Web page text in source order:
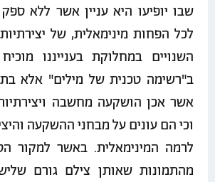
שבו יופיעו היא עניין אשר ללא
לכל הפחות מינימאלית, של
השנויים במחלוקת בענייננו
ב"רשימה טכנית של מילים" אלא
אשר אכן הושקעה מחשבה ויצירתיות
וכי הם עונים על מבחני ההשקעה
לרמה המינימאלית. באשר למקור
מהתמונות שאותן צילם גורם